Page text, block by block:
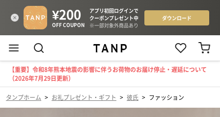
【重要】令和8年熊本地震の影響に伴うお荷物のお届け停止・遅延について
（2026年7月29日更新）
タンプホーム > お礼プレゼント・ギフト > 彼氏 > ファッション